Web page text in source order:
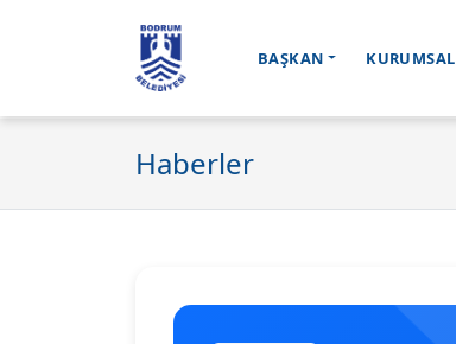
BAŞKAN KURUMSAL
Haberler